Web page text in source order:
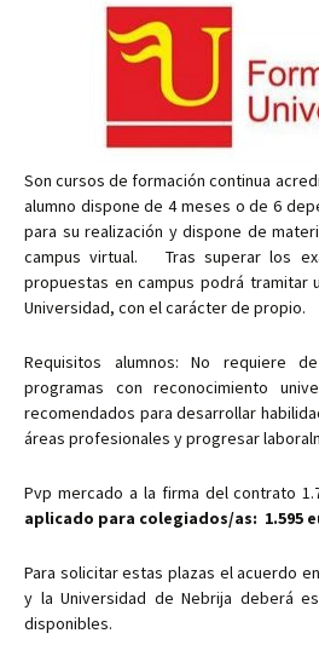
gr
a
e
Son cursos de formación continua
alumno dispone de 4 meses o de 6
para su realización y dispone de
campus virtual. Tras superar los
propuestas en campus podrá tramitar
Universidad, con el carácter de propio.
Requisitos alumnos: No requiere
programas con reconocimiento
recomendados para desarrollar
áreas profesionales y progresar
Pvp mercado a la firma del contrato
aplicado para colegiados/as: 1.595
Para solicitar estas plazas el acuerdo
y la Universidad de Nebrija deberá
disponibles.